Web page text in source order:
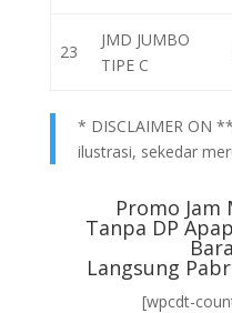
23
JMD JUMBO
TIPE C
* DISCLAIMER ON
ilustrasi, sekedar
Promo
Tanpa DP
Langsung
[wpcdt-